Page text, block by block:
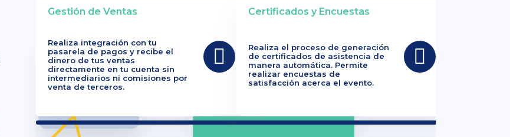
Gestión de Ventas
Realiza integración con tu
pasarela de pagos y recibe el
dinero de tus ventas
directamente en tu cuenta sin
intermediarios ni comisiones por
venta de terceros.
Certificados y Encuestas
Realiza el proceso de generación
de certificados de asistencia de
manera automática. Permite
realizar encuestas de
satisfacción acerca el evento.